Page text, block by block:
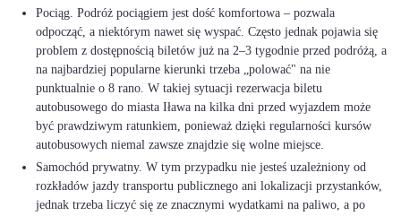
Pociąg. Podróż pociągiem jest dość komfortowa – pozwala
odpocząć, a niektórym nawet się wyspać. Często jednak pojawia się
problem z dostępnością biletów już na 2–3 tygodnie przed podróżą, a
na najbardziej popularne kierunki trzeba „polować" na nie
punktualnie o 8 rano. W takiej sytuacji rezerwacja biletu
autobusowego do miasta Iława na kilka dni przed wyjazdem może
być prawdziwym ratunkiem, ponieważ dzięki regularności kursów
autobusowych niemal zawsze znajdzie się wolne miejsce.
Samochód prywatny. W tym przypadku nie jesteś uzależniony od
rozkładów jazdy transportu publicznego ani lokalizacji przystanków,
jednak trzeba liczyć się ze znacznymi wydatkami na paliwo, a po